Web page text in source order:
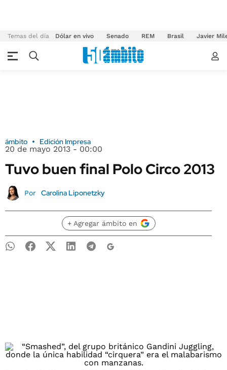
Temas del día Dólar en vivo Senado REM Brasil Javier
ámbito Edición Impresa
20 de mayo 2013 - 00:00
Tuvo buen final Polo Circo 2013
Por Carolina Liponetzky
+ Agregar ámbito en